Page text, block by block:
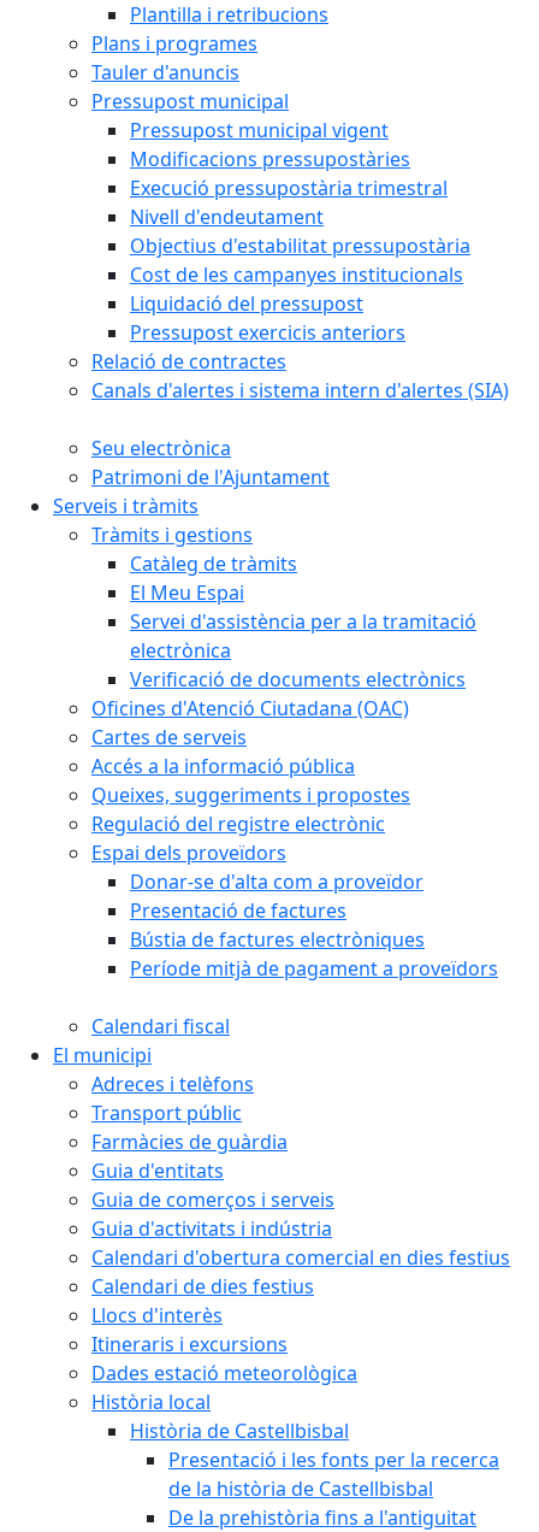
Plantilla i retribucions
Plans i programes
Tauler d'anuncis
Pressupost municipal
Pressupost municipal vigent
Modificacions pressupostàries
Execució pressupostària trimestral
Nivell d'endeutament
Objectius d'estabilitat pressupostària
Cost de les campanyes institucionals
Liquidació del pressupost
Pressupost exercicis anteriors
Relació de contractes
Canals d'alertes i sistema intern d'alertes (SIA)
Seu electrònica
Patrimoni de l'Ajuntament
Serveis i tràmits
Tràmits i gestions
Catàleg de tràmits
El Meu Espai
Servei d'assistència per a la tramitació
electrònica
Verificació de documents electrònics
Oficines d'Atenció Ciutadana (OAC)
Cartes de serveis
Accés a la informació pública
Queixes, suggeriments i propostes
Regulació del registre electrònic
Espai dels proveïdors
Donar-se d'alta com a proveïdor
Presentació de factures
Bústia de factures electròniques
Període mitjà de pagament a proveïdors
Calendari fiscal
El municipi
Adreces i telèfons
Transport públic
Farmàcies de guàrdia
Guia d'entitats
Guia de comerços i serveis
Guia d'activitats i indústria
Calendari d'obertura comercial en dies festius
Calendari de dies festius
Llocs d'interès
Itineraris i excursions
Dades estació meteorològica
Història local
Història de Castellbisbal
Presentació i les fonts per la recerca
de la història de Castellbisbal
De la prehistòria fins a l'antiguitat